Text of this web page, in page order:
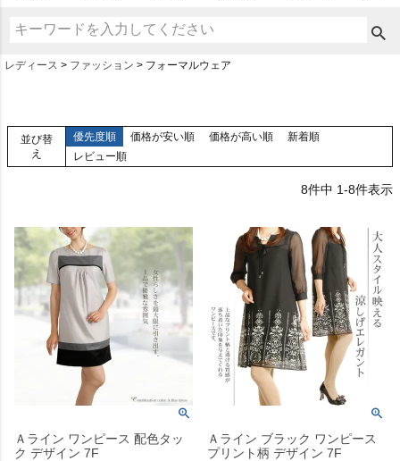
レディース ファッション フォーマルウェア
並び替
え
優先度順 価格が安い順 価格が高い順
新着順
レビュー順
8件中 1-8件表示
Ａライン ワンピース 配色タッ
ク デザイン 7F
Ａライン ブラック ワンピース
プリント柄 デザイン 7F